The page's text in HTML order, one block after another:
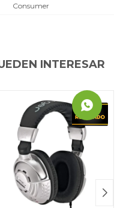
Consumer
INTERESAR